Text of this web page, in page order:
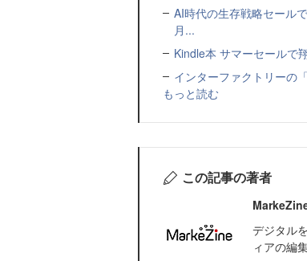
AI時代の生存戦略セール
月...
Kindle本 サマーセールで
インターファクトリーの
もっと読む
この記事の著者
デジタル
ィアの編